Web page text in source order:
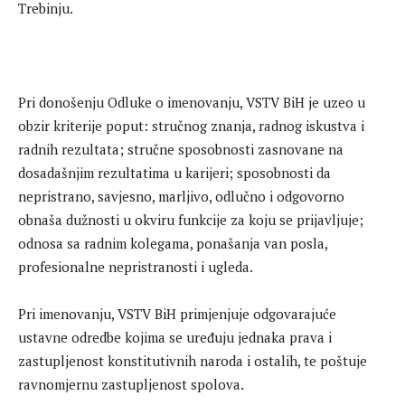
Trebinju.
Pri donošenju Odluke o imenovanju, VSTV BiH je uzeo u
obzir kriterije poput: stručnog znanja, radnog iskustva i
radnih rezultata; stručne sposobnosti zasnovane na
dosadašnjim rezultatima u karijeri; sposobnosti da
nepristrano, savjesno, marljivo, odlučno i odgovorno
obnaša dužnosti u okviru funkcije za koju se prijavljuje;
odnosa sa radnim kolegama, ponašanja van posla,
profesionalne nepristranosti i ugleda.
Pri imenovanju, VSTV BiH primjenjuje odgovarajuće
ustavne odredbe kojima se uređuju jednaka prava i
zastupljenost konstitutivnih naroda i ostalih, te poštuje
ravnomjernu zastupljenost spolova.